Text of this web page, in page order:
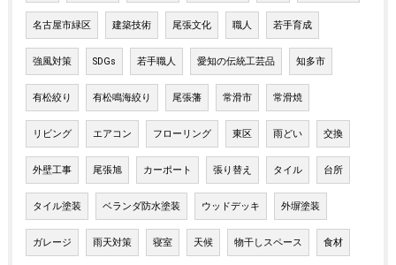
名古屋市緑区 建築技術 尾張文化 職人 若手育成
強風対策 SDGs 若手職人 愛知の伝統工芸品 知多市
有松絞り 有松鳴海絞り 尾張藩 常滑市 常滑焼
リビング エアコン フローリング 東区 雨どい 交換
外壁工事 尾張旭 カーポート 張り替え タイル 台所
タイル塗装 ベランダ防水塗装 ウッドデッキ 外塀塗装
ガレージ 雨天対策 寝室 天候 物干しスペース 食材